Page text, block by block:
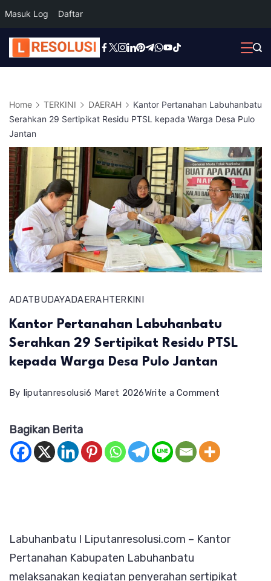
Masuk Log Daftar
Skip
to
Home TERKINI DAERAH
Kantor Pertanahan Labuhanbatu
Serahkan 29 Sertipikat Residu PTSL kepada Warga Desa Pulo
Jantan
ADATBUDAYADAERAHTERKINI
Kantor Pertanahan Labuhanbatu
Serahkan 29 Sertipikat Residu PTSL
kepada Warga Desa Pulo Jantan
By liputanresolusi6 Maret 2026Write a Comment
PTSL
Bagikan Berita
Labuhanbatu I Liputanresolusi.com – Kantor
Pertanahan Kabupaten Labuhanbatu
melaksanakan kegiatan penyerahan sertipikat